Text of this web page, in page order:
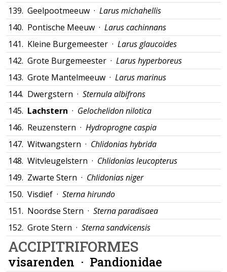
139. Geelpootmeeuw · Larus michahellis
140. Pontische Meeuw · Larus cachinnans
141. Kleine Burgemeester · Larus glaucoides
142. Grote Burgemeester · Larus hyperboreus
143. Grote Mantelmeeuw · Larus marinus
144. Dwergstern · Sternula albifrons
145. Lachstern · Gelochelidon nilotica
146. Reuzenstern · Hydroprogne caspia
147. Witwangstern · Chlidonias hybrida
148. Witvleugelstern · Chlidonias leucopterus
149. Zwarte Stern · Chlidonias niger
150. Visdief · Sterna hirundo
151. Noordse Stern · Sterna paradisaea
152. Grote Stern · Sterna sandvicensis
ACCIPITRIFORMES
visarenden · Pandionidae